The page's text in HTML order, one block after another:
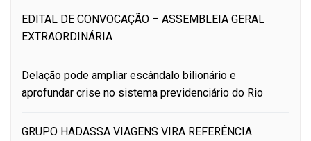
EDITAL DE CONVOCAÇÃO – ASSEMBLEIA GERAL
EXTRAORDINÁRIA
Delação pode ampliar escândalo bilionário e
aprofundar crise no sistema previdenciário do Rio
GRUPO HADASSA VIAGENS VIRA REFERÊNCIA